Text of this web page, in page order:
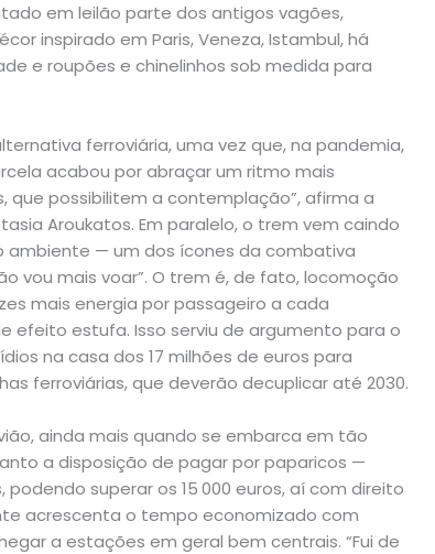
em leilão parte dos antigos vagões,
inspirado em Paris, Veneza, Istambul, há
e roupões e chinelinhos sob medida para
ferroviária, uma vez que, na pandemia,
acabou por abraçar um ritmo mais
que possibilitem a contemplação”, afirma a
Aroukatos. Em paralelo, o trem vem caindo
ambiente — um dos ícones da combativa
vou mais voar”. O trem é, de fato, locomoção
mais energia por passageiro a cada
efeito estufa. Isso serviu de argumento para o
na casa dos 17 milhões de euros para
ferroviárias, que deverão decuplicar até 2030.
ainda mais quando se embarca em tão
a disposição de pagar por paparicos —
superar os 15 000 euros, aí com direito
acrescenta o tempo economizado com
a estações em geral bem centrais. “Fui de